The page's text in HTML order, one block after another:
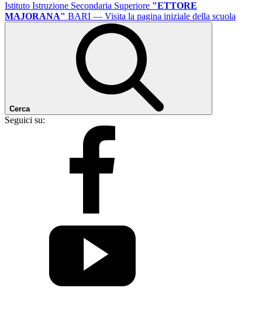
Istituto Istruzione Secondaria Superiore "ETTORE
MAJORANA" BARI — Visita la pagina iniziale della scuola
Cerca
Seguici su: